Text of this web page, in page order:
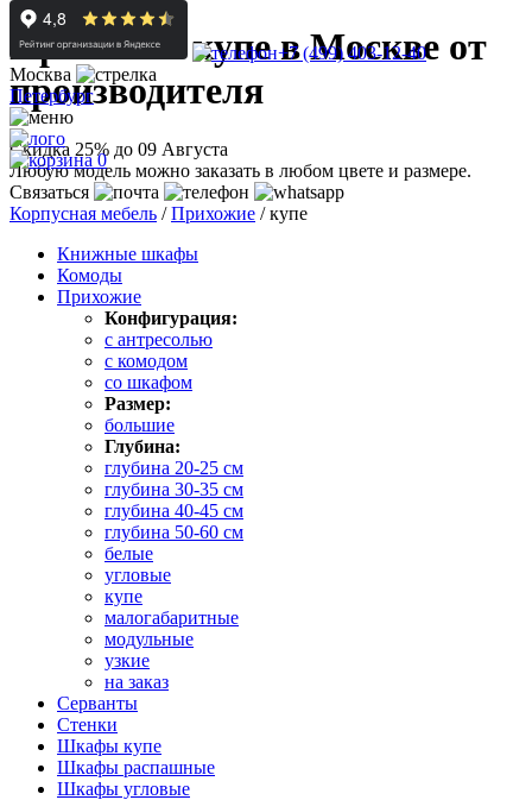
+7 (499) 403-12-40
Москва
Петербург
0
Прихожие купе в Москве от
производителя
Скидка 25% до 09 Августа
Любую модель можно заказать в любом цвете и размере.
Связаться
Корпусная мебель /Прихожие /купе
Книжные шкафы
Комоды
Прихожие
Конфигурация:
с антресолью
с комодом
со шкафом
Размер:
большие
Глубина:
глубина 20-25 см
глубина 30-35 см
глубина 40-45 см
глубина 50-60 см
белые
угловые
купе
малогабаритные
модульные
узкие
на заказ
Серванты
Стенки
Шкафы купе
Шкафы распашные
Шкафы угловые